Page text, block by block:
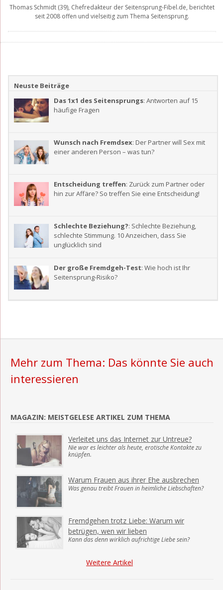
Thomas Schmidt (39), Chefredakteur der Seitensprung-Fibel.de, berichtet
seit 2008 offen und vielseitig zum Thema Seitensprung.
Neuste Beiträge
Das 1x1 des Seitensprungs: Antworten auf 15
häufige Fragen
Wunsch nach Fremdsex: Der Partner will Sex mit
einer anderen Person – was tun?
Entscheidung treffen: Zurück zum Partner oder
hin zur Affäre? So treffen Sie eine Entscheidung!
Schlechte Beziehung?: Schlechte Beziehung,
schlechte Stimmung. 10 Anzeichen, dass Sie
unglücklich sind
Der große Fremdgeh-Test: Wie hoch ist Ihr
Seitensprung-Risiko?
Mehr zum Thema: Das könnte Sie auch
interessieren
MAGAZIN: MEISTGELESE ARTIKEL ZUM THEMA
Verleitet uns das Internet zur Untreue?
Nie war es leichter als heute, erotische Kontakte zu
knüpfen.
Warum Frauen aus ihrer Ehe ausbrechen
Was genau treibt Frauen in heimliche Liebschaften?
Fremdgehen trotz Liebe: Warum wir
betrügen, wen wir lieben
Kann das denn wirklich aufrichtige Liebe sein?
Weitere Artikel